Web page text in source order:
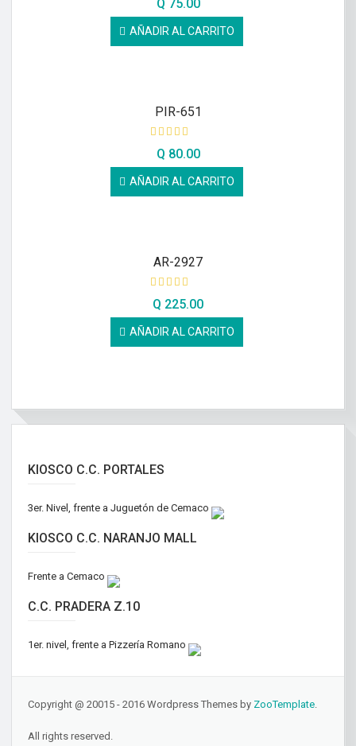
Q 75.00
AÑADIR AL CARRITO
PIR-651
Q 80.00
AÑADIR AL CARRITO
AR-2927
Q 225.00
AÑADIR AL CARRITO
KIOSCO C.C. PORTALES
3er. Nivel, frente a Juguetón de Cemaco
KIOSCO C.C. NARANJO MALL
Frente a Cemaco
C.C. PRADERA Z.10
1er. nivel, frente a Pizzería Romano
Copyright @ 20015 - 2016 Wordpress Themes by ZooTemplate.
All rights reserved.